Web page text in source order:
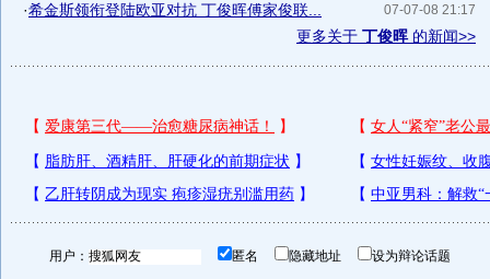
07-07-08 21:17
·希金斯领衔登陆欧亚对抗 丁俊晖傅家俊联...
更多关于 丁俊晖的新闻>>
用户： 匿名 隐藏地址 设为辩论话题